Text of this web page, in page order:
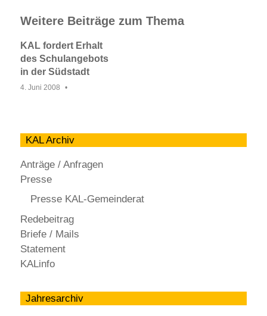
Weitere Beiträge zum Thema
KAL fordert Erhalt
des Schulangebots
in der Südstadt
4. Juni 2008
KAL Archiv
Anträge / Anfragen
Presse
Presse KAL-Gemeinderat
Redebeitrag
Briefe / Mails
Statement
KALinfo
Jahresarchiv